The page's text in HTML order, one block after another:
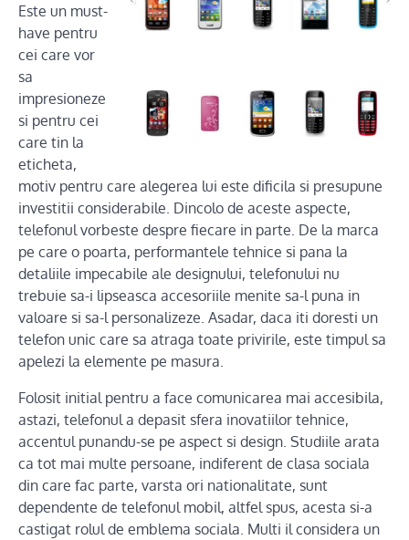
Este un must-
have pentru
cei care vor
sa
impresioneze
si pentru cei
care tin la
eticheta,
motiv pentru care alegerea lui este dificila si presupune
investitii considerabile. Dincolo de aceste aspecte,
telefonul vorbeste despre fiecare in parte. De la marca
pe care o poarta, performantele tehnice si pana la
detaliile impecabile ale designului, telefonului nu
trebuie sa-i lipseasca accesoriile menite sa-l puna in
valoare si sa-l personalizeze. Asadar, daca iti doresti un
telefon unic care sa atraga toate privirile, este timpul sa
apelezi la elemente pe masura.
Folosit initial pentru a face comunicarea mai accesibila,
astazi, telefonul a depasit sfera inovatiilor tehnice,
accentul punandu-se pe aspect si design. Studiile arata
ca tot mai multe persoane, indiferent de clasa sociala
din care fac parte, varsta ori nationalitate, sunt
dependente de telefonul mobil, altfel spus, acesta si-a
castigat rolul de emblema sociala. Multi il considera un